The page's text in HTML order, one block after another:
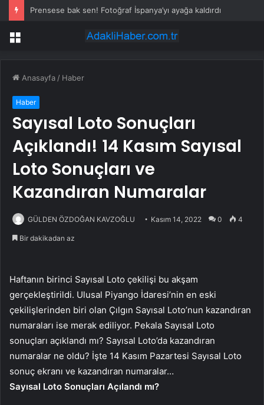
Prensese bak sen! Fotoğraf İspanya’yı ayağa kaldırdı
Menü
Anasayfa / Haber
Haber
Sayısal Loto Sonuçları
Açıklandı! 14 Kasım Sayısal
Loto Sonuçları ve
Kazandıran Numaralar
GÜLDEN ÖZDOĞAN KAVZOĞLU Kasım 14, 2022 0 4
Bir dakikadan az
Haftanın birinci Sayısal Loto çekilişi bu akşam
gerçekleştirildi. Ulusal Piyango İdaresi’nin en eski
çekilişlerinden biri olan Çılgın Sayısal Loto’nun kazandıran
numaraları ise merak ediliyor. Pekala Sayısal Loto
sonuçları açıklandı mı? Sayısal Loto’da kazandıran
numaralar ne oldu? İşte 14 Kasım Pazartesi Sayısal Loto
sonuç ekranı ve kazandıran numaralar…
Sayısal Loto Sonuçları Açılandı mı?